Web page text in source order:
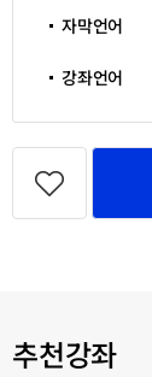
자막언어
강좌언어
관
등
추천강좌